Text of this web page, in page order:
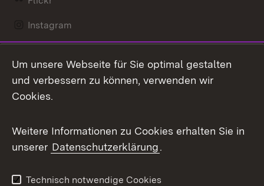
Instagram
Mastodon
Messenger
Social Wall
X / Twitter
Youtube
Um unsere Webseite für Sie optimal gestalten
und verbessern zu können, verwenden wir
Cookies.
Weitere Informationen zu Cookies erhalten Sie in
unserer Datenschutzerklärung.
Technisch notwendige Cookies